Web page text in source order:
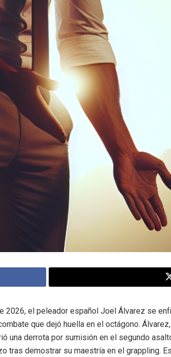
2026, el peleador español Joel Álvarez se
que dejó huella en el octágono. Álvarez,
una derrota por sumisión en el segundo
tras demostrar su maestría en el grappling.